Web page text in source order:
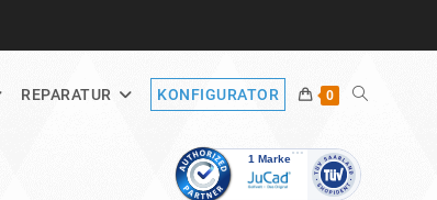
REPARATUR KONFIGURATOR 0 WEBSITE-
SUCHE